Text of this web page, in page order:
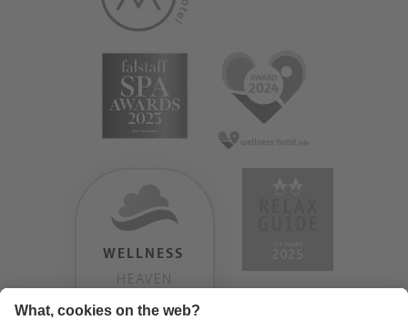
WELLNESS
HEAVEN
TESTERGEBNIS: